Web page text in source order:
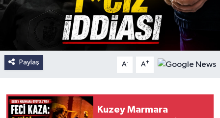
Paylaş A- A+
Kuzey Marmara